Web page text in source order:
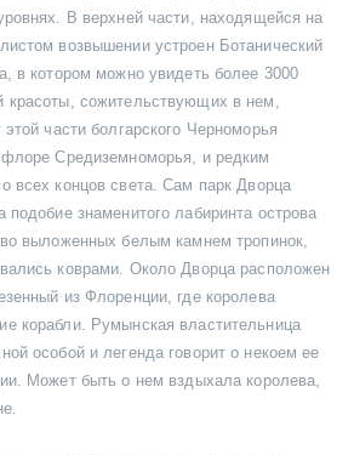
В верхней части, находящейся на
возвышении устроен Ботанический
в котором можно увидеть более 3000
красоты, сожительствующих в нем,
части болгарского Черноморья
Средиземноморья, и редким
всех концов света. Сам парк Дворца
знаменитого лабиринта острова
выложенных белым камнем тропинок,
коврами. Около Дворца расположен
из Флоренции, где королева
корабли. Румынская властительница
особой и легенда говорит о некоем ее
Может быть о нем вздыхала королева,